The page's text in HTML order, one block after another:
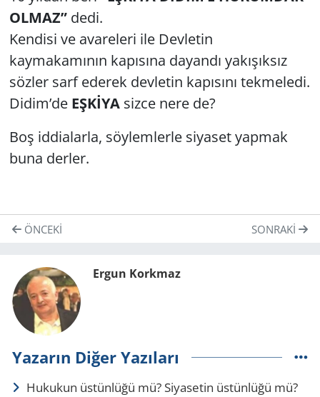
OLMAZ”dedi.
Kendisi ve avareleri ile Devletin
kaymakamının kapısına dayandı yakışıksız
sözler sarf ederek devletin kapısını tekmeledi.
Didim’deEŞKİYAsizce nere de?
Boş iddialarla, söylemlerle siyaset yapmak
buna derler.
ÖNCEKI SONRAKI
Ergun Korkmaz
Yazarın Diğer Yazıları
Hukukun üstünlüğü mü? Si­ya­setin üstünlüğü mü?